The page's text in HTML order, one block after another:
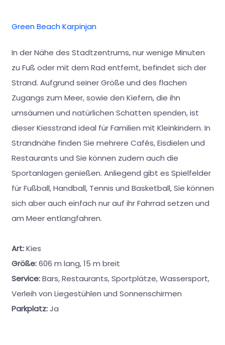
Green Beach Karpinjan
In der Nähe des Stadtzentrums, nur wenige Minuten
zu Fuß oder mit dem Rad entfernt, befindet sich der
Strand. Aufgrund seiner Größe und des flachen
Zugangs zum Meer, sowie den Kiefern, die ihn
umsäumen und natürlichen Schatten spenden, ist
dieser Kiesstrand ideal für Familien mit Kleinkindern. In
Strandnähe finden Sie mehrere Cafés, Eisdielen und
Restaurants und Sie können zudem auch die
Sportanlagen genießen. Anliegend gibt es Spielfelder
für Fußball, Handball, Tennis und Basketball, Sie können
sich aber auch einfach nur auf ihr Fahrrad setzen und
am Meer entlangfahren.
Art:Kies
Größe:606 m lang, 15 m breit
Service:Bars, Restaurants, Sportplätze, Wassersport,
Verleih von Liegestühlen und Sonnenschirmen
Parkplatz:Ja